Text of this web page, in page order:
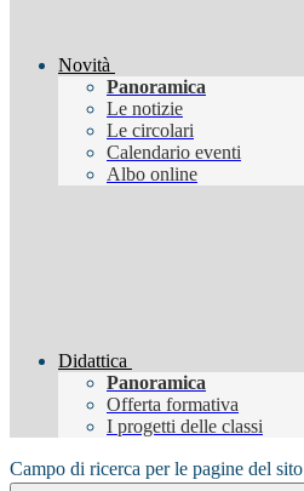
Novità
Panoramica
Le notizie
Le circolari
Calendario eventi
Albo online
Didattica
Panoramica
Offerta formativa
I progetti delle classi
Campo di ricerca per le pagine del sito